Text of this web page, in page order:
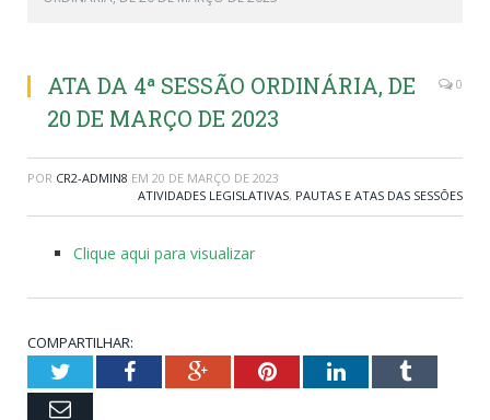
ATA DA 4ª SESSÃO ORDINÁRIA, DE
20 DE MARÇO DE 2023
0
POR CR2-ADMIN8 EM 20 DE MARÇO DE 2023
ATIVIDADES LEGISLATIVAS, PAUTAS E ATAS DAS SESSÕES
Clique aqui para visualizar
COMPARTILHAR:
TwitterFacebookGoogle+PinterestLinkedInTumblr
Email